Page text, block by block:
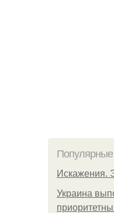
Искажения.
Украина